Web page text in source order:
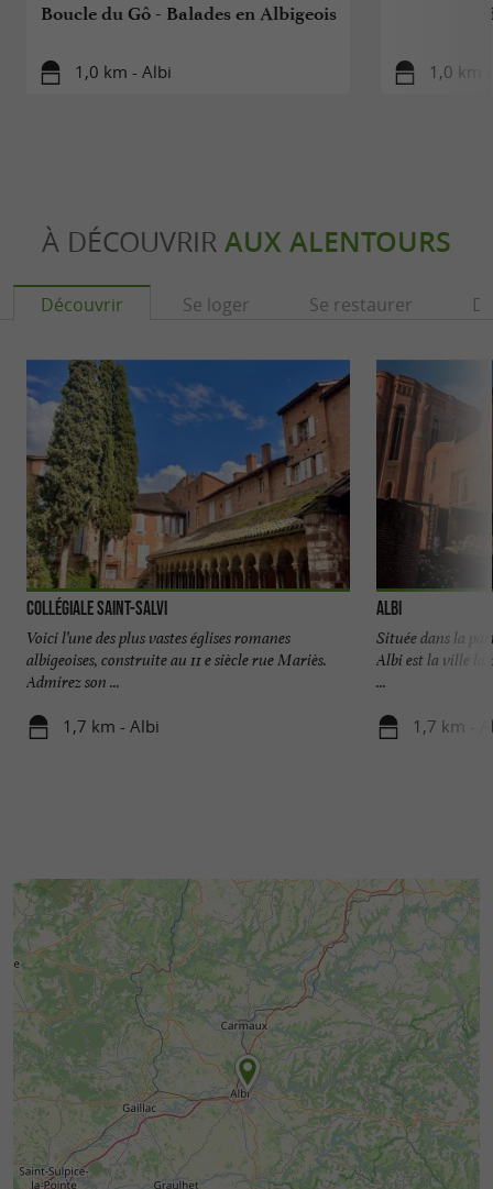
Boucle du Gô - Balades en Albigeois
1,0 km - Albi 1,0 km
À DÉCOUVRIR AUX ALENTOURS
Découvrir Se loger Se restaurer
Collégiale Saint-Salvi
Voici l’une des plus vastes églises romanes
albigeoises, construite au 11 e siècle rue Mariès.
Admirez son ...
1,7 km - Albi
Albi
Située dans la
Albi est la ville la
...
1,7 km -